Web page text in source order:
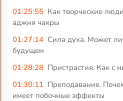
01:25:55 Как творческие
аджня чакры
01:27:14 Сила духа. Может
будущем
01:28:28 Пристрастия. Как с
01:30:11 Преподавание.
имеет побочные эффекты